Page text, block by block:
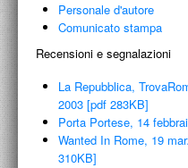
Personale d'autore
Comunicato stampa
Recensioni e segnalazioni
La Repubblica,
2003 [pdf 283KB]
Porta Portese, 14
Wanted In Rome, 19
310KB]